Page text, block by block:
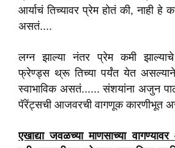
आर्याचं तिच्यावर प्रेम होतं की, नाही हे
असतं....
लग्न झाल्या नंतर प्रेम कमी झाल्याचे
फ्रेण्ड्स थ्रू तिच्या पर्यंत येत
स्वाभाविक असतं...... संशयांना अजुन
पॅरेंट्सची आजवरची वागणूक कारणीभूत
एखाद्या जवळच्या माणसाच्या